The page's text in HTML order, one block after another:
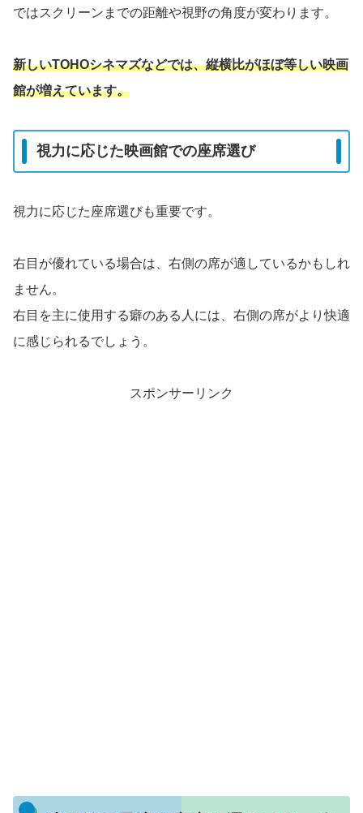
ではスクリーンまでの距離や視野の角度が変わります。
新しいTOHOシネマズなどでは、縦横比がほぼ等しい映画
館が増えています。
視力に応じた映画館での座席選び
視力に応じた座席選びも重要です。
右目が優れている場合は、右側の席が適しているかもしれ
ません。
右目を主に使用する癖のある人には、右側の席がより快適
に感じられるでしょう。
スポンサーリンク